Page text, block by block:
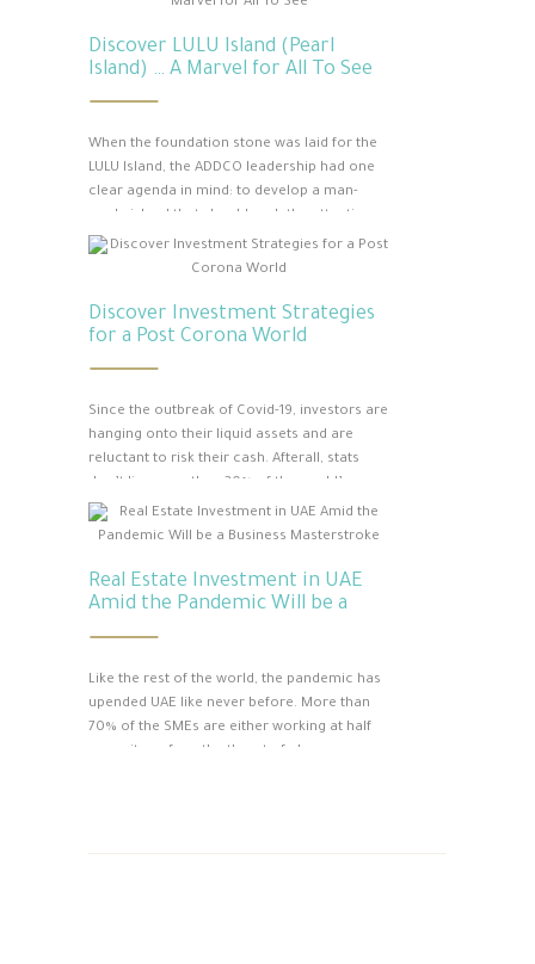
Discover LULU Island (Pearl
Island) … A Marvel for All To See
When the foundation stone was laid for the
LULU Island, the ADDCO leadership had one
clear agenda in mind: to develop a man-
of people from far and wide in the future.
Some 3 decades onwards, the dream is
for everyone to see. Also known as the…
Discover Investment Strategies
for a Post Corona World
Since the outbreak of Covid-19, investors are
hanging onto their liquid assets and are
reluctant to risk their cash. Afterall, stats
population have lost their occupations,
more than 27 million cases, with close to a
and will continue to unless a cure is found.
So,…
Real Estate Investment in UAE
Amid the Pandemic Will be a
Like the rest of the world, the pandemic has
upended UAE like never before. More than
70% of the SMEs are either working at half
capacity or face the threat of closure.